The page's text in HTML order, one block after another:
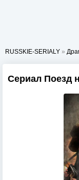
RUSSKIE-SERIALY »
Сериал Поезд